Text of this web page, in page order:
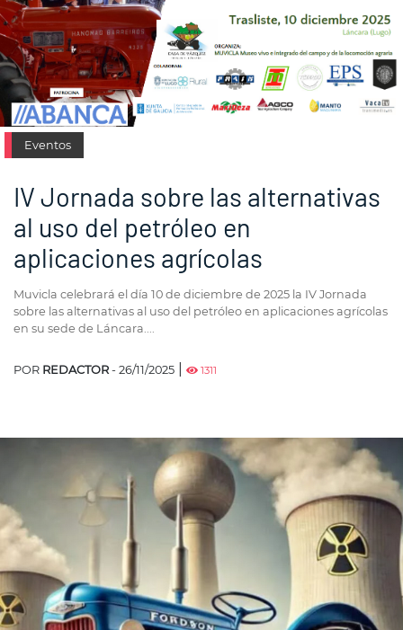
Eventos
IV Jornada sobre las alternativas
al uso del petróleo en
aplicaciones agrícolas
Muvicla celebrará el día 10 de diciembre de 2025 la IV Jornada
sobre las alternativas al uso del petróleo en aplicaciones agrícolas
en su sede de Láncara....
POR REDACTOR - 26/11/2025 1311